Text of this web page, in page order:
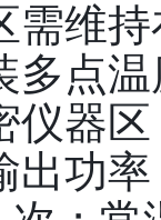
需维
多点
仪器
出功